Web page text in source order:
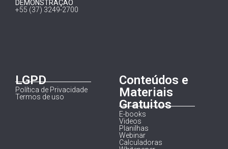
DEMONSTRAÇÃO
+55 (37) 3249-2700
LGPD
Política de Privacidade
Termos de uso
Conteúdos e
Materiais
Gratuitos
E-books
Videos
Planilhas
Webinar
Calculadoras